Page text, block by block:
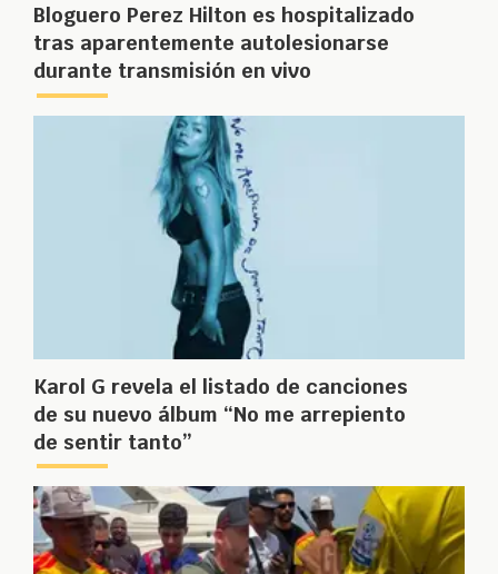
Bloguero Perez Hilton es hospitalizado
tras aparentemente autolesionarse
durante transmisión en vivo
Karol G revela el listado de canciones
de su nuevo álbum “No me arrepiento
de sentir tanto”